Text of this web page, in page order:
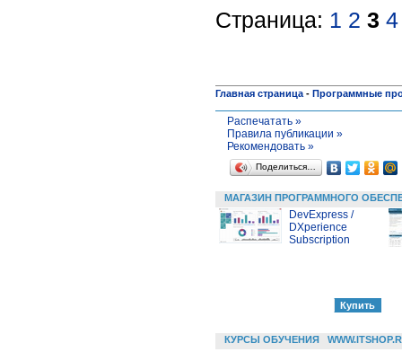
Страница: 1 2 3 4
Главная страница - Программные
Распечатать »
Правила публикации »
Рекомендовать »
Поделиться…
МАГАЗИН ПРОГРАММНОГО
DevExpress /
DXperience
Subscription
КУРСЫ ОБУЧЕНИЯ